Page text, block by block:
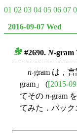
01 02 03 04 05 06 07
2016-09-07 Wed
#2690. N-gram
n-gram は，
gram」 ([2015-
てその n-gram
てみた．バック